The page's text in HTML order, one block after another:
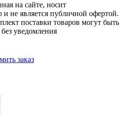
на сайте, носит
не является публичной офертой.
поставки товаров могут быть
уведомления
заказ